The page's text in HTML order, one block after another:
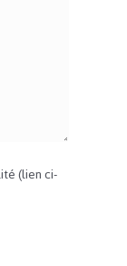
(lien ci-